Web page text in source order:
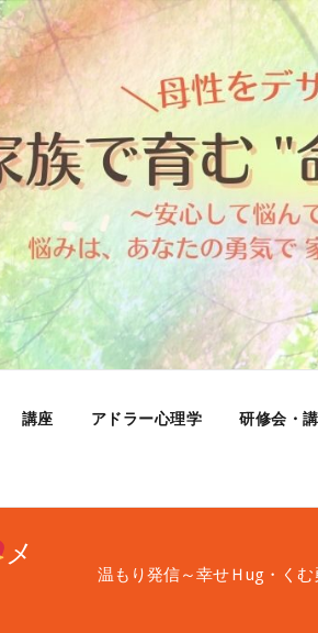
講座 アドラー心理学 研修会・
メ
温もり発信～幸せＨug・くむ